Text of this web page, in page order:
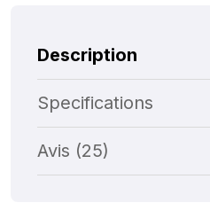
Description
Specifications
Avis (25)